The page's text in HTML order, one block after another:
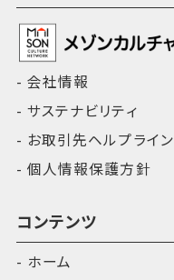
会社情報
サステナビリティ
お取引先ヘルプライン
個人情報保護方針
コンテンツ
ホーム